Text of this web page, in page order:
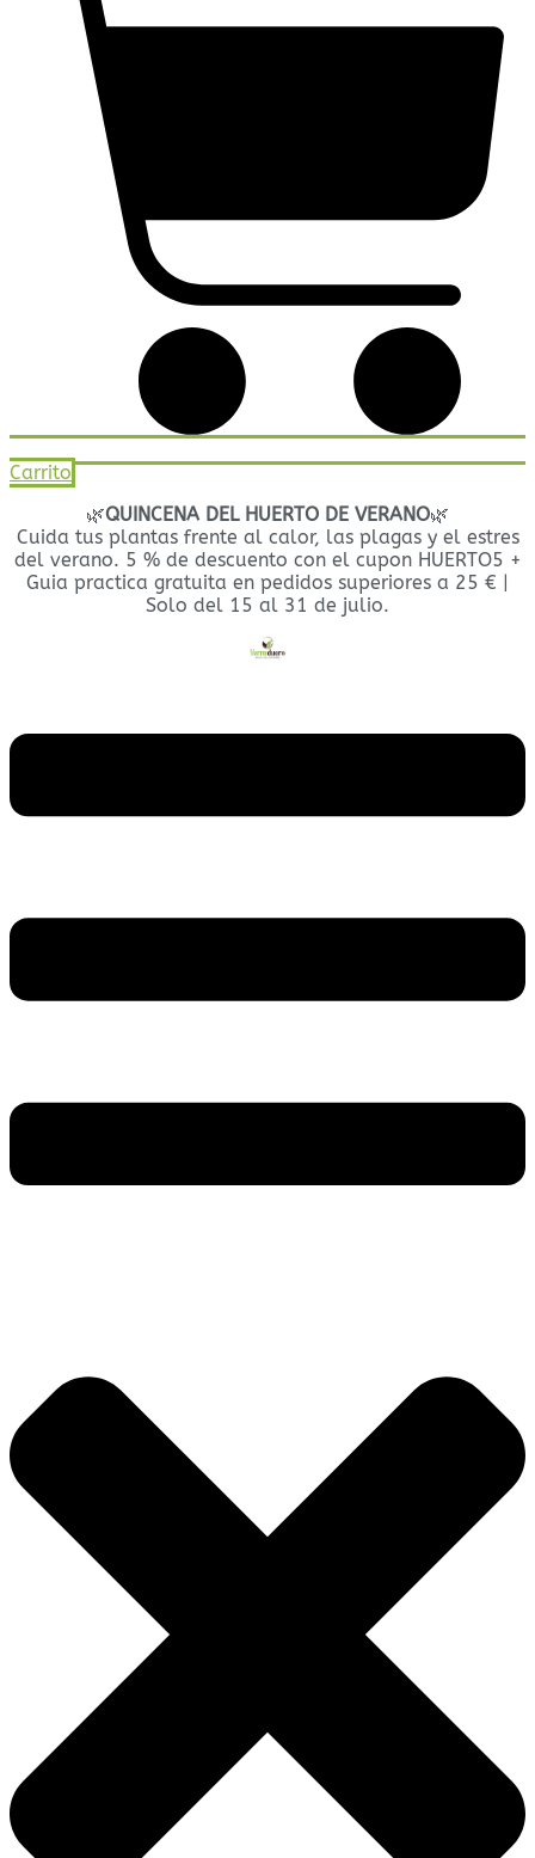
Carrito
🌿QUINCENA DEL HUERTO DE VERANO🌿
Cuida tus plantas frente al calor, las plagas y el estres
del verano. 5 % de descuento con el cupon HUERTO5 +
Guia practica gratuita en pedidos superiores a 25 € |
Solo del 15 al 31 de julio.